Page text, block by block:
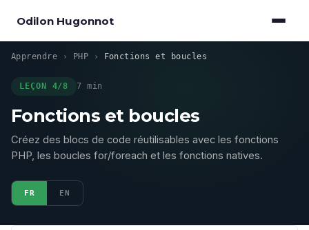
Odilon Hugonnot
Apprendre › PHP › Fonctions et boucles
LEÇON 4/8 7 min
Fonctions et boucles
Créez des blocs de code réutilisables avec les fonctions
PHP, les boucles for/foreach et les fonctions natives.
FR EN